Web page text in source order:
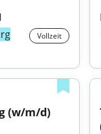
Vollzeit
(w/m/d)